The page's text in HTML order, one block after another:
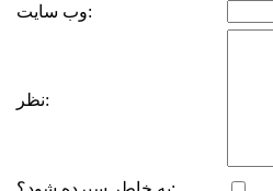
وب سایت:
نظر: